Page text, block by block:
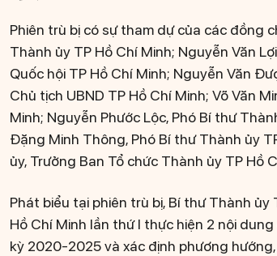
Phiên trù bị có sự tham dự của các đồng
Thành ủy TP Hồ Chí Minh; Nguyễn Văn
Quốc hội TP Hồ Chí Minh; Nguyễn Văn
Chủ tịch UBND TP Hồ Chí Minh; Võ Văn
Minh; Nguyễn Phước Lộc, Phó Bí thư
Đặng Minh Thông, Phó Bí thư Thành ủy
ủy, Trưởng Ban Tổ chức Thành ủy TP Hồ
Phát biểu tại phiên trù bị, Bí thư Thành
Hồ Chí Minh lần thứ I thực hiện 2 nội
kỳ 2020-2025 và xác định phương